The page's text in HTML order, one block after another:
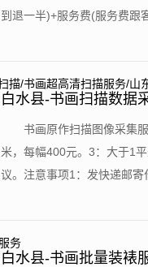
到退一半)+服务费(服务费跟
白水县-书画扫描数据
书画原作扫描图像采集
米，每幅400元。3：大于1
议。注意事项1：发快递邮
白水县-书画批量装裱